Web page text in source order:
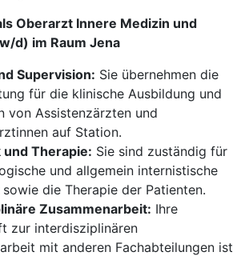
Oberarzt Innere Medizin und
d) im Raum Jena
Supervision: Sie übernehmen die
für die klinische Ausbildung und
von Assistenzärzten und
auf Station.
und Therapie: Sie sind zuständig für
und allgemein internistische
die Therapie der Patienten.
Zusammenarbeit: Ihre
zur interdisziplinären
mit anderen Fachabteilungen ist